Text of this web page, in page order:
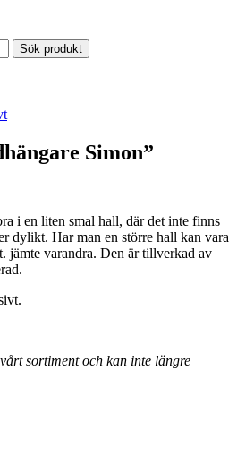
Sök produkt
Simon”
i en liten smal hall, där det inte finns
dylikt. Har man en större hall kan vara
jämte varandra. Den är tillverkad av
sortiment och kan inte längre